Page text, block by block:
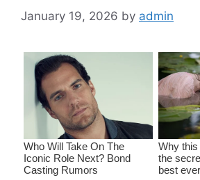
January 19, 2026 by admin